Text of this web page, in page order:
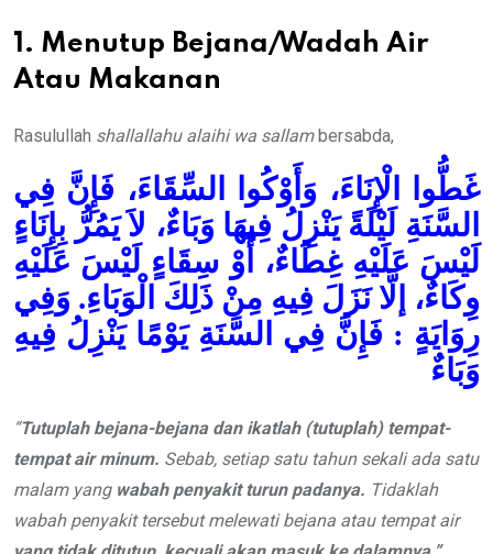
1. Menutup Bejana/Wadah Air
Atau Makanan
Rasulullah shallallahu alaihi wa sallambersabda,
غَطُّوا الْإِنَاءَ، وَأَوْكُوا السِّقَاءَ، فَإِنَّ فِي
السَّنَةِ لَيْلَةً يَنْزِلُ فِيهَا وَبَاءٌ، لاَ يَمُرُّ بِإِنَاءٍ
لَيْسَ عَلَيْهِ غِطَاءٌ، أَوْ سِقَاءٍ لَيْسَ عَلَيْهِ
وِكَاءٌ، إلَّا نَزَلَ فِيهِ مِنْ ذَلِكَ الْوَبَاءِ. وَفِي
رِوَايَةٍ : فَإِنَّ فِي السَّنَةِ يَوْمًا يَنْزِلُ فِيهِ
وَبَاءٌ
“Tutuplah bejana-bejana dan ikatlah (tutuplah) tempat-
tempat air minum. Sebab, setiap satu tahun sekali ada satu
malam yang wabah penyakit turun padanya. Tidaklah
wabah penyakit tersebut melewati bejana atau tempat air